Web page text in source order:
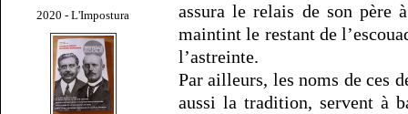
2020 - L'Impostura
assura le relais de son père
maintint le restant de
l’astreinte.
Par ailleurs, les noms de ces
aussi la tradition, servent à